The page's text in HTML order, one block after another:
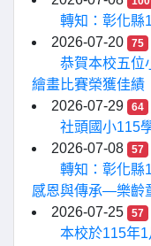
轉知：彰化縣
2026-07-20
75
恭賀本校五位
繪畫比賽榮獲佳績
2026-07-29
64
社頭國小115
2026-07-08
57
轉知：彰化縣
感恩與傳承—樂齡
2026-07-25
57
本校於115年